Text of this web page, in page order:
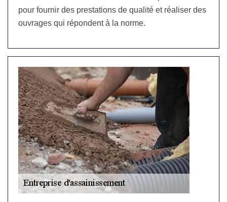
pour fournir des prestations de qualité et réaliser des
ouvrages qui répondent à la norme.